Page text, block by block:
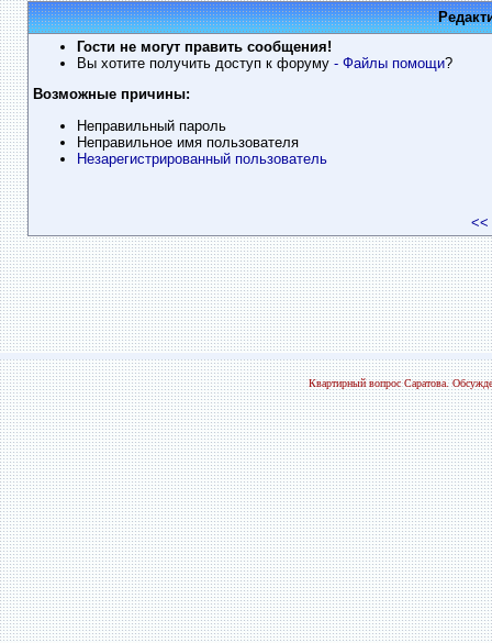
Гости не могут править сообщения!
Вы хотите получить доступ к форуму - Файлы помощи?
Возможные причины:
Неправильный пароль
Неправильное имя пользователя
Незарегистрированный пользователь
<<
Квартирный вопрос Саратова.